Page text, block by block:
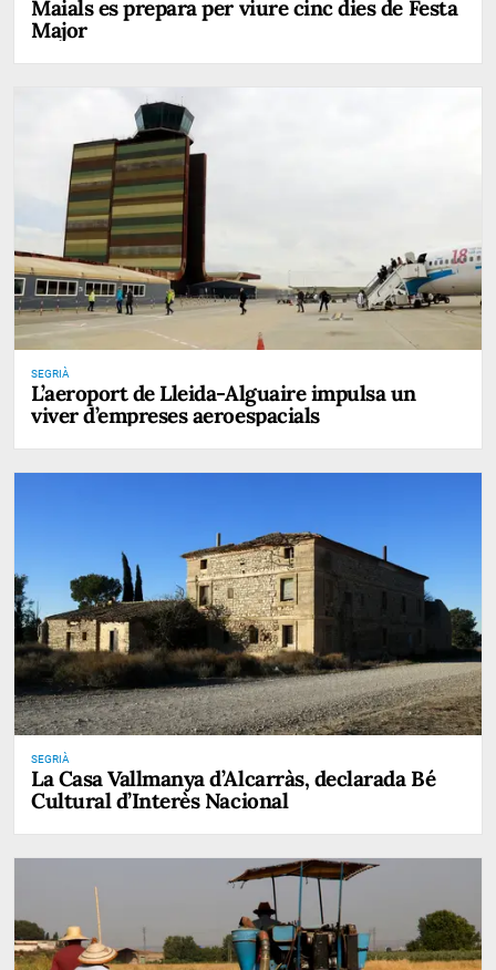
Maials es prepara per viure cinc dies de Festa
Major
SEGRIÀ
L’aeroport de Lleida-Alguaire impulsa un
viver d’empreses aeroespacials
SEGRIÀ
La Casa Vallmanya d’Alcarràs, declarada Bé
Cultural d’Interès Nacional